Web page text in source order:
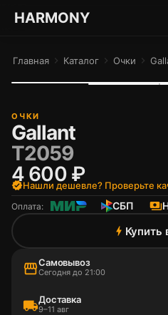
ГАРМОНИЯ ГЛАЗ
HARMONY
Главная chevron_right Каталог chevron_right Очки chevron_right
ОЧКИ
Gallant
T2059
4 600 ₽
verifiedНашли дешевле? Проверьте
Оплата: СБП payments
bolt Купить
storefrontСамовывоз
Сегодня до 21:00
local_shippingДоставка
9–11 авг